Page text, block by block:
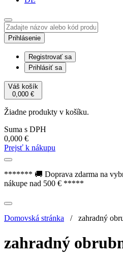
Prihlásenie
Registrovať sa
Prihlásiť sa
Váš košík
0,000 €
Žiadne produkty v košíku.
Suma s DPH
0,000 €
Prejsť k nákupu
******* 🚚 Doprava zdarma na
nákupe nad 500 € *****
Domovská stránka / zahradný
zahradný